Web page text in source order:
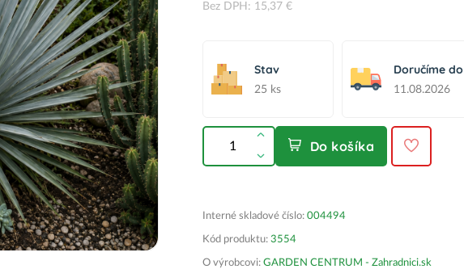
Bez DPH: 15,37 €
Stav
25 ks
Doručíme do
11.08.2026
Do košíka
Interné skladové číslo: 004494
Kód produktu: 3554
O výrobcovi: GARDEN CENTRUM - Zahradnici.sk